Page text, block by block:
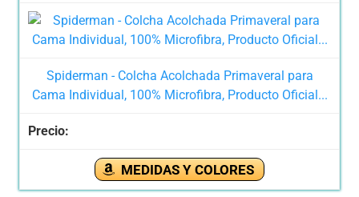
Spiderman - Colcha Acolchada Primaveral para
Cama Individual, 100% Microfibra, Producto Oficial...
MEDIDAS Y COLORES